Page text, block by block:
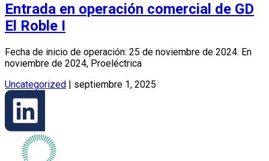
Entrada en operación comercial de GD
El Roble I
Fecha de inicio de operación: 25 de noviembre de 2024. En
noviembre de 2024, Proeléctrica
Uncategorized
septiembre 1, 2025